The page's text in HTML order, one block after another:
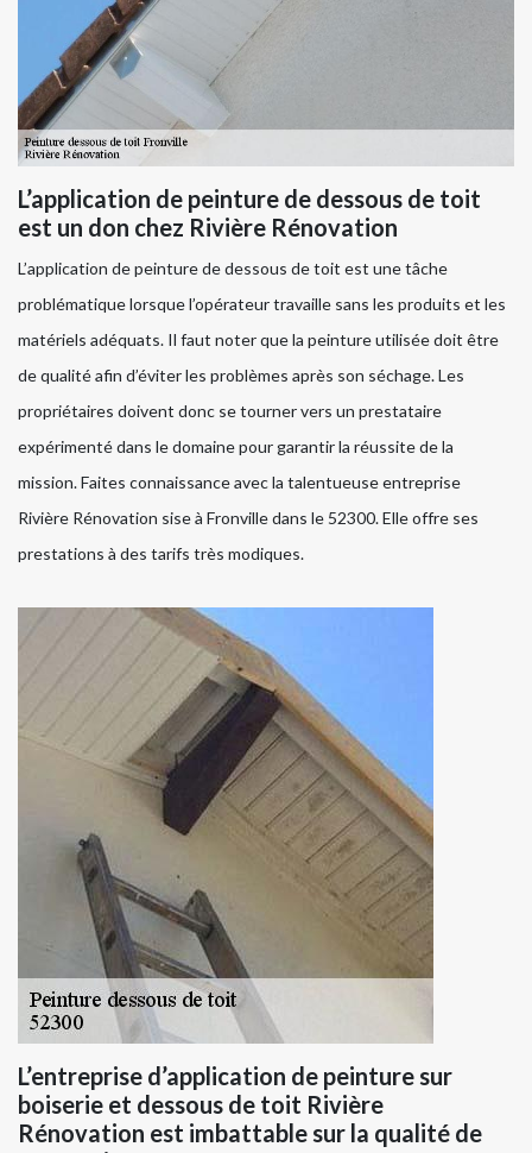
L’application de peinture de dessous de toit
est un don chez Rivière Rénovation
L’application de peinture de dessous de toit est une tâche
problématique lorsque l’opérateur travaille sans les produits et les
matériels adéquats. Il faut noter que la peinture utilisée doit être
de qualité afin d’éviter les problèmes après son séchage. Les
propriétaires doivent donc se tourner vers un prestataire
expérimenté dans le domaine pour garantir la réussite de la
mission. Faites connaissance avec la talentueuse entreprise
Rivière Rénovation sise à Fronville dans le 52300. Elle offre ses
prestations à des tarifs très modiques.
L’entreprise d’application de peinture sur
boiserie et dessous de toit Rivière
Rénovation est imbattable sur la qualité de